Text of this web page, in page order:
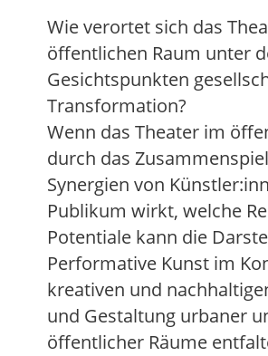
Wie verortet sich das
öffentlichen Raum unter
Gesichtspunkten
Transformation?
Wenn das Theater im
durch das
Synergien von
Publikum wirkt, welche
Potentiale kann die
Performative Kunst im
kreativen und
und Gestaltung urbaner
öffentlicher Räume